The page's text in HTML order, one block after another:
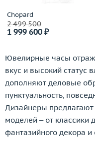
Chopard
2 499 500
1 999 600 ₽
Ювелирные часы
вкус и высокий статус
дополняют деловые
пунктуальность,
Дизайнеры
моделей – от классики
фантазийного декора